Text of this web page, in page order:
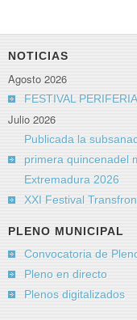
NOTICIAS
Agosto 2026
FESTIVAL
Julio 2026
Publicada la
primera quincenadel
Extremadura 2026
XXI Festival
PLENO MUNICIPAL
Convocatoria de
Pleno en directo
Plenos digitalizados